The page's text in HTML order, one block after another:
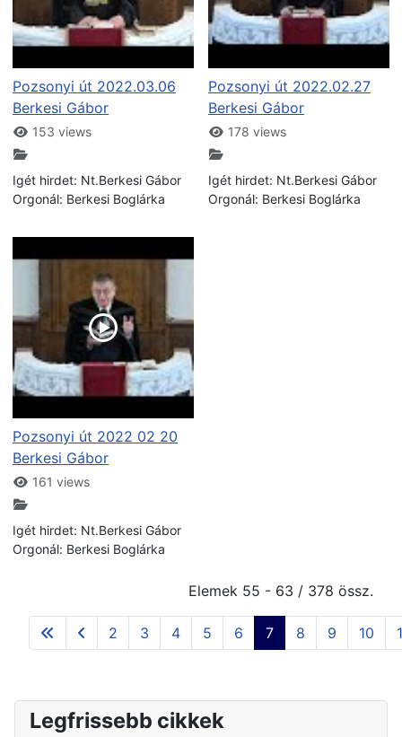
Pozsonyi út 2022.03.06
Berkesi Gábor
153 views
Igét hirdet: Nt.Berkesi Gábor
Orgonál: Berkesi Boglárka
Pozsonyi út 2022.02.27
Berkesi Gábor
178 views
Igét hirdet: Nt.Berkesi Gábor
Orgonál: Berkesi Boglárka
Pozsonyi út 2022 02 20
Berkesi Gábor
161 views
Igét hirdet: Nt.Berkesi Gábor
Orgonál: Berkesi Boglárka
Elemek 55 - 63 / 378 össz.
2 3 4 5 6 7 8 9 10
Legfrissebb cikkek